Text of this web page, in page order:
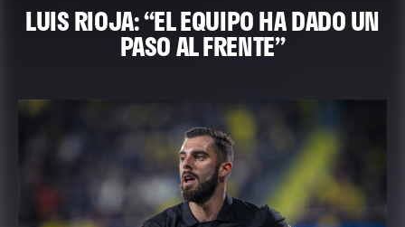
LUIS RIOJA: “EL EQUIPO HA DADO UN
PASO AL FRENTE”